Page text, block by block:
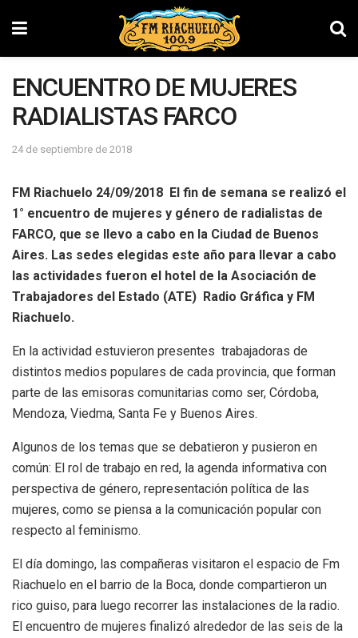
ENCUENTRO DE MUJERES
RADIALISTAS FARCO
24 de septiembre de 2018
FM Riachuelo 24/09/2018 El fin de semana se realizó el
1° encuentro de mujeres y género de radialistas de
FARCO, que se llevo a cabo en la Ciudad de Buenos
Aires. Las sedes elegidas este año para llevar a cabo
las actividades fueron el hotel de la Asociación de
Trabajadores del Estado (ATE) Radio Gráfica y FM
Riachuelo.
En la actividad estuvieron presentes trabajadoras de
distintos medios populares de cada provincia, que forman
parte de las emisoras comunitarias como ser, Córdoba,
Mendoza, Viedma, Santa Fe y Buenos Aires.
Algunos de los temas que se debatieron y pusieron en
común: El rol de trabajo en red, la agenda informativa con
perspectiva de género, representación política de las
mujeres, como se piensa a la comunicación popular con
respecto al feminismo.
El día domingo, las compañeras visitaron el espacio de Fm
Riachuelo en el barrio de la Boca, donde compartieron un
rico guiso, para luego recorrer las instalaciones de la radio.
El encuentro de mujeres finalizó alrededor de las seis de la